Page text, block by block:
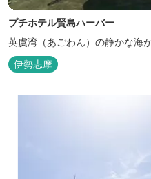
プチホテル賢島ハーバー
英虞湾（あごわん）の静かな海
伊勢志摩